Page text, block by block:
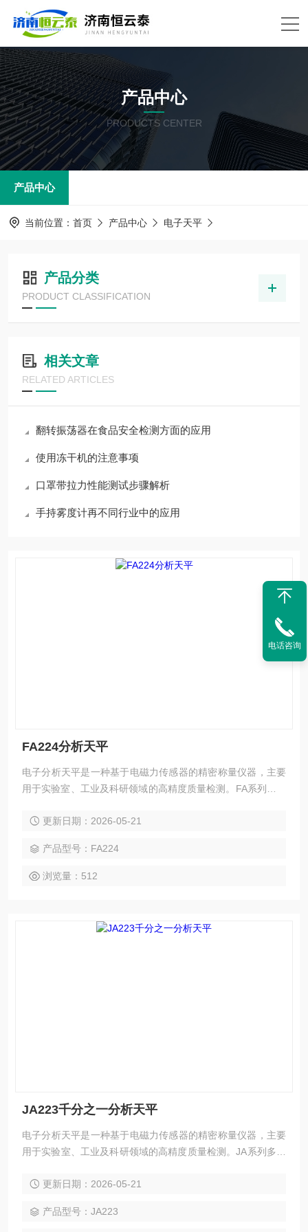
产品中心
PRODUCTS CENTER
产品中心
当前位置： 首页 产品中心 电子天平
产品分类
PRODUCT CLASSIFICATION
相关文章
RELATED ARTICLES
翻转振荡器在食品安全检测方面的应用
使用冻干机的注意事项
口罩带拉力性能测试步骤解析
手持雾度计再不同行业中的应用
FA224分析天平
电子分析天平是一种基于电磁力传感器的精密称量仪器，主要
用于实验室、工业及科研领域的高精度质量检测。FA系列多功
应速度更快、故障更少。
更新日期：2026-05-21
产品型号：FA224
浏览量：512
JA223千分之一分析天平
电子分析天平是一种基于电磁力传感器的精密称量仪器，主要
用于实验室、工业及科研领域的高精度质量检测。JA系列多功
应速度更快、故障更少。千分之一分析天平
更新日期：2026-05-21
产品型号：JA223
电话咨询